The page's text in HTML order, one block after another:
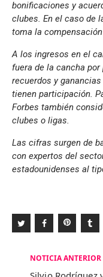
bonificaciones y
clubes. En el caso de
toma la
A los ingresos en el
fuera de la cancha
recuerdos y
tienen participación.
Forbes también
clubes o ligas.
Las cifras surgen de
con expertos del
estadounidenses al
Navegación
NOTICIA ANTERIOR